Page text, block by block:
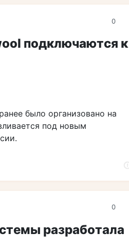
0
подключаются к
было организовано на
под новым
0
разработала